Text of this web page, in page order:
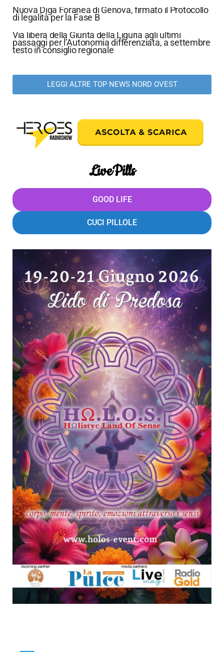
Nuova Diga Foranea di Genova, firmato il Protocollo
di legalità per la Fase B
Via libera della Giunta della Liguria agli ultimi
passaggi per l’Autonomia differenziata, a settembre
testo in consiglio regionale
LEGGI ALTRE TOP NEWS NORD OVEST
LivePills
GOOD LIFE
CUCI PILLOLE